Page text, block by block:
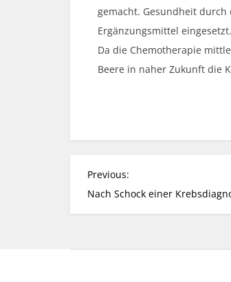
gemacht. Gesundheit durch
Ergänzungsmittel
Da die Chemotherapie
Beere in naher Zukunft die
P
o
s
n
Previous:
Nach Schock einer